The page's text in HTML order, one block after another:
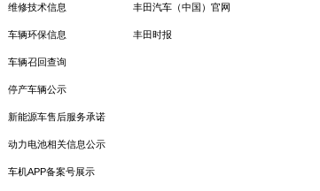
维修技术信息
车辆环保信息
车辆召回查询
停产车辆公示
新能源车售后服务承诺
动力电池相关信息公示
车机APP备案号展示
丰田汽车（中国）官网
丰田时报